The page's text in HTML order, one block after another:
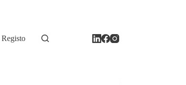
Registo